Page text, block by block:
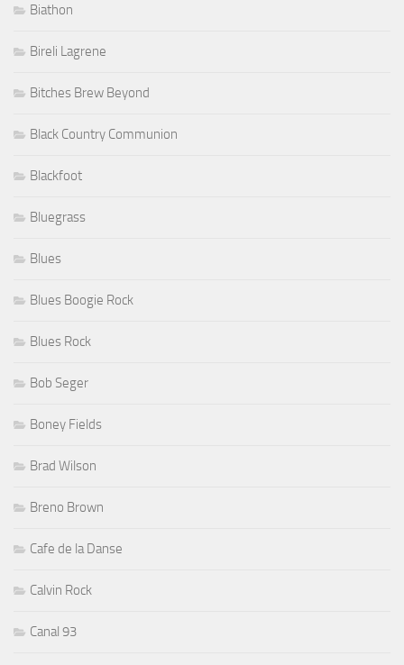
Biathon
Bireli Lagrene
Bitches Brew Beyond
Black Country Communion
Blackfoot
Bluegrass
Blues
Blues Boogie Rock
Blues Rock
Bob Seger
Boney Fields
Brad Wilson
Breno Brown
Cafe de la Danse
Calvin Rock
Canal 93